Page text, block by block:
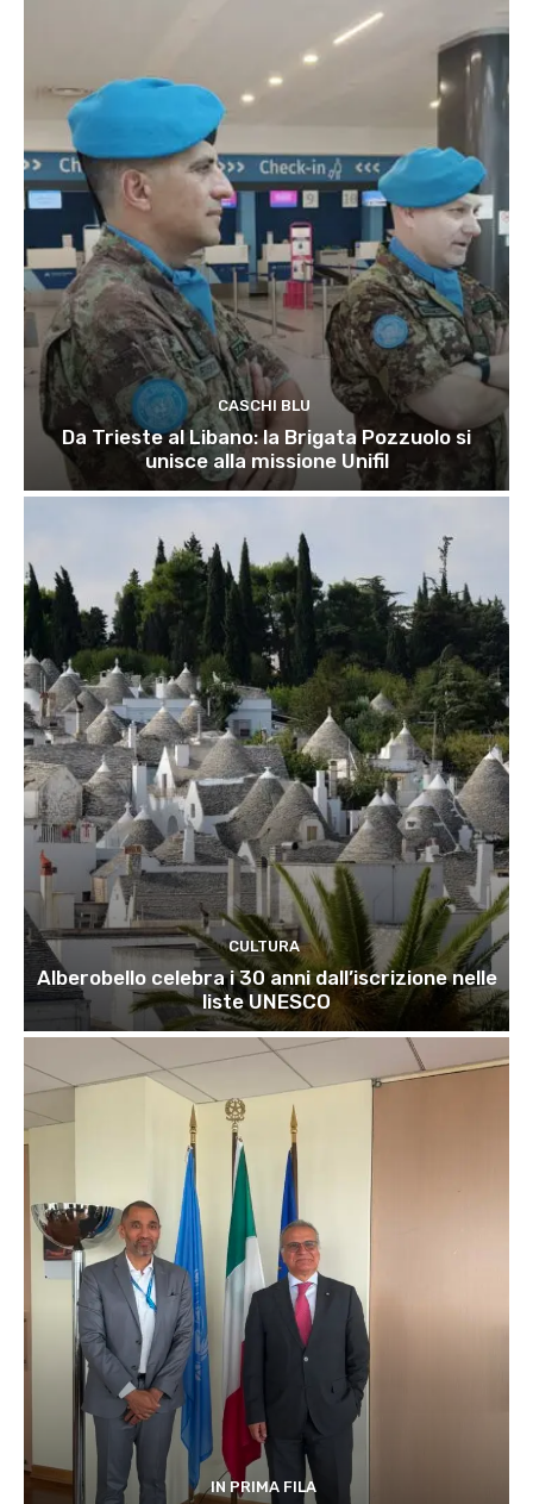
CASCHI BLU
Da Trieste al Libano: la Brigata Pozzuolo si
unisce alla missione Unifil
CULTURA
Alberobello celebra i 30 anni dall’iscrizione nelle
liste UNESCO
IN PRIMA FILA